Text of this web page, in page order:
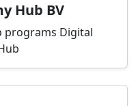
Hub BV
programs Digital